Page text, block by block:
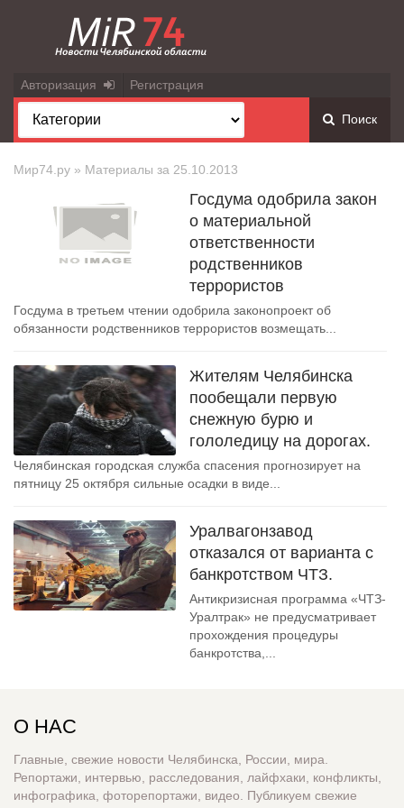
Авторизация Регистрация
Поиск
Мир74.ру » Материалы за 25.10.2013
Госдума одобрила закон
о материальной
ответственности
родственников
террористов
Госдума в третьем чтении одобрила законопроект об
обязанности родственников террористов возмещать...
Жителям Челябинска
пообещали первую
снежную бурю и
гололедицу на дорогах.
Челябинская городская служба спасения прогнозирует на
пятницу 25 октября сильные осадки в виде...
Уралвагонзавод
отказался от варианта с
банкротством ЧТЗ.
Антикризисная программа «ЧТЗ-
Уралтрак» не предусматривает
прохождения процедуры
банкротства,...
О НАС
Главные, свежие новости Челябинска, России, мира.
Репортажи, интервью, расследования, лайфхаки, конфликты,
инфографика, фоторепортажи, видео. Публикуем свежие